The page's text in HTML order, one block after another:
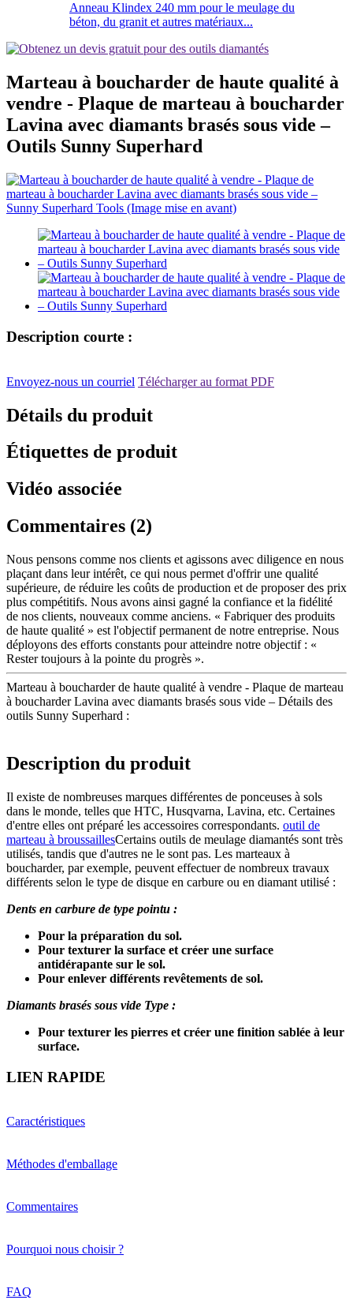
Anneau Klindex 240 mm pour le meulage du
béton, du granit et autres matériaux...
Marteau à boucharder de haute qualité à
vendre - Plaque de marteau à boucharder
Lavina avec diamants brasés sous vide –
Outils Sunny Superhard
Description courte :
Envoyez-nous un courriel Télécharger au format PDF
Détails du produit
Étiquettes de produit
Vidéo associée
Commentaires (2)
Nous pensons comme nos clients et agissons avec diligence en nous
plaçant dans leur intérêt, ce qui nous permet d'offrir une qualité
supérieure, de réduire les coûts de production et de proposer des prix
plus compétitifs. Nous avons ainsi gagné la confiance et la fidélité
de nos clients, nouveaux comme anciens. « Fabriquer des produits
de haute qualité » est l'objectif permanent de notre entreprise. Nous
déployons des efforts constants pour atteindre notre objectif : «
Rester toujours à la pointe du progrès ».
Marteau à boucharder de haute qualité à vendre - Plaque de marteau
à boucharder Lavina avec diamants brasés sous vide – Détails des
outils Sunny Superhard :
Description du produit
Il existe de nombreuses marques différentes de ponceuses à sols
dans le monde, telles que HTC, Husqvarna, Lavina, etc. Certaines
d'entre elles ont préparé les accessoires correspondants. outil de
marteau à broussaillesCertains outils de meulage diamantés sont très
utilisés, tandis que d'autres ne le sont pas. Les marteaux à
boucharder, par exemple, peuvent effectuer de nombreux travaux
différents selon le type de disque en carbure ou en diamant utilisé :
Dents en carbure de type pointu :
Pour la préparation du sol.
Pour texturer la surface et créer une surface
antidérapante sur le sol.
Pour enlever différents revêtements de sol.
Diamants brasés sous vide Type :
Pour texturer les pierres et créer une finition sablée à leur
surface.
LIEN RAPIDE
Caractéristiques
Méthodes d'emballage
Commentaires
Pourquoi nous choisir ?
FAQ